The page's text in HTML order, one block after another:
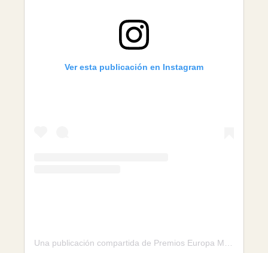
Ver esta publicación en Instagram